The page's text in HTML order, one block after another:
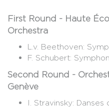
First Round - Haute
Orchestra
L.v. Beethoven:
F. Schubert:
Second Round -
Genève
I. Stravinsky: